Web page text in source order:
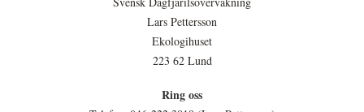
Lars Pettersson
Ekologihuset
223 62 Lund
Ring oss